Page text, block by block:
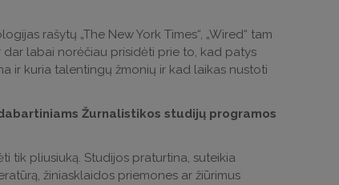
rašytų „The New York Times“, „Wired“ tam
dar labai norėčiau prisidėti prie to, kad patys
ir kuria talentingų žmonių ir kad laikas nustoti
Žurnalistikos studijų programos
tik pliusiuką. Studijos praturtina, suteikia
žiniasklaidos priemones ar žiūrimus